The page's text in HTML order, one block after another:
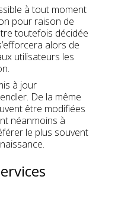
à tout moment
pour raison de
toutefois décidée
alors de
utilisateurs les
à jour
De la même
être modifiées
néanmoins à
le plus souvent